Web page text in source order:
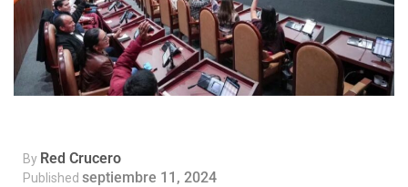
By Red Crucero
Published septiembre 11, 2024